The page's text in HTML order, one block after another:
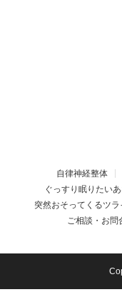
自律神経整体
ぐっすり眠りたいあ
突然おそってくるツラ
ご相談・お問